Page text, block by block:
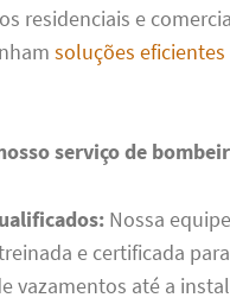
residenciais e
soluções eficientes
serviço de
Nossa
e certificada
vazamentos até a